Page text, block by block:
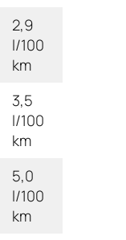
2,9
l/100
km
3,5
l/100
km
5,0
l/100
km